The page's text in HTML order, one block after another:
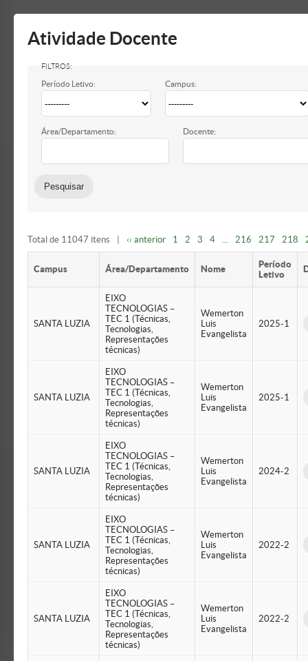
barra
Atividade Docente
Período Letivo: Campus:
Área/Departamento: Docente:
Total de 11047 itens ‹‹ anterior 1 2 3 4 ... 216 217 218
Campus Área/Departamento Nome
Período
Letivo
SANTA LUZIA
EIXO
TECNOLOGIAS –
TEC 1 (Técnicas,
Tecnologias,
Representações
técnicas)
Wemerton
Luis
Evangelista
2025-1
SANTA LUZIA
EIXO
TECNOLOGIAS –
TEC 1 (Técnicas,
Tecnologias,
Representações
técnicas)
Wemerton
Luis
Evangelista
2025-1
SANTA LUZIA
EIXO
TECNOLOGIAS –
TEC 1 (Técnicas,
Tecnologias,
Representações
técnicas)
Wemerton
Luis
Evangelista
2024-2
SANTA LUZIA
EIXO
TECNOLOGIAS –
TEC 1 (Técnicas,
Tecnologias,
Representações
técnicas)
Wemerton
Luis
Evangelista
2022-2
SANTA LUZIA
EIXO
TECNOLOGIAS –
TEC 1 (Técnicas,
Tecnologias,
Representações
técnicas)
Wemerton
Luis
Evangelista
2022-2